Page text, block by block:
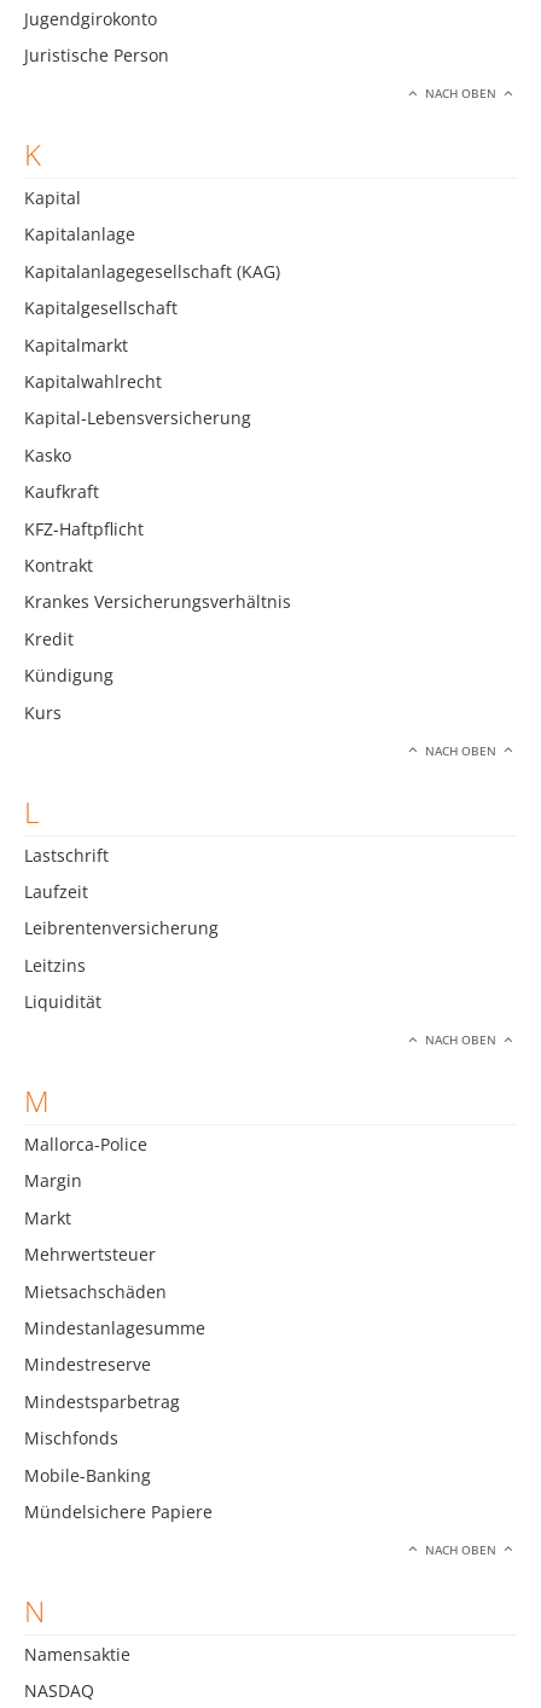
Jugendgirokonto
Juristische Person
NACH OBEN
K
Kapital
Kapitalanlage
Kapitalanlagegesellschaft (KAG)
Kapitalgesellschaft
Kapitalmarkt
Kapitalwahlrecht
Kapital-Lebensversicherung
Kasko
Kaufkraft
KFZ-Haftpflicht
Kontrakt
Krankes Versicherungsverhältnis
Kredit
Kündigung
Kurs
NACH OBEN
L
Lastschrift
Laufzeit
Leibrentenversicherung
Leitzins
Liquidität
NACH OBEN
M
Mallorca-Police
Margin
Markt
Mehrwertsteuer
Mietsachschäden
Mindestanlagesumme
Mindestreserve
Mindestsparbetrag
Mischfonds
Mobile-Banking
Mündelsichere Papiere
NACH OBEN
N
Namensaktie
NASDAQ